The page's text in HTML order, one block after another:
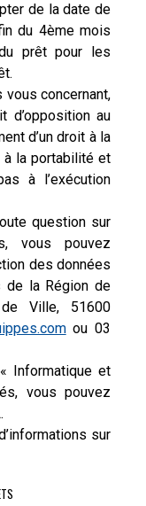
de la date de
du 4ème mois
prêt pour les
vous concernant,
d’opposition au
d’un droit à la
la portabilité et
à l’exécution
question sur
vous pouvez
des données
de la Région de
Ville, 51600
ou 03
Informatique et
vous pouvez
sur